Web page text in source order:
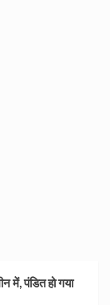
में, पंडित हो गया